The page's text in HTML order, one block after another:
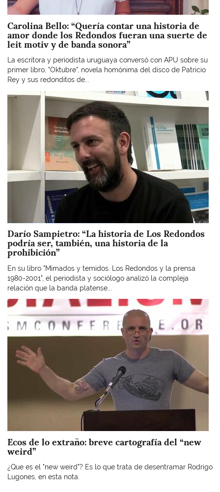
Carolina Bello: “Quería contar una historia de
amor donde los Redondos fueran una suerte de
leit motiv y de banda sonora”
La escritora y periodista uruguaya conversó con APU sobre su
primer libro, "Oktubre", novela homónima del disco de Patricio
Rey y sus redonditos de...
Imagen
Darío Sampietro: “La historia de Los Redondos
podría ser, también, una historia de la
prohibición”
En su libro "Mimados y temidos. Los Redondos y la prensa
1980-2001", el periodista y sociólogo analizó la compleja
relación que la banda platense...
Imagen
Ecos de lo extraño: breve cartografía del “new
weird”
¿Que es el "new weird"? Es lo que trata de desentramar Rodrigo
Lugones, en esta nota.